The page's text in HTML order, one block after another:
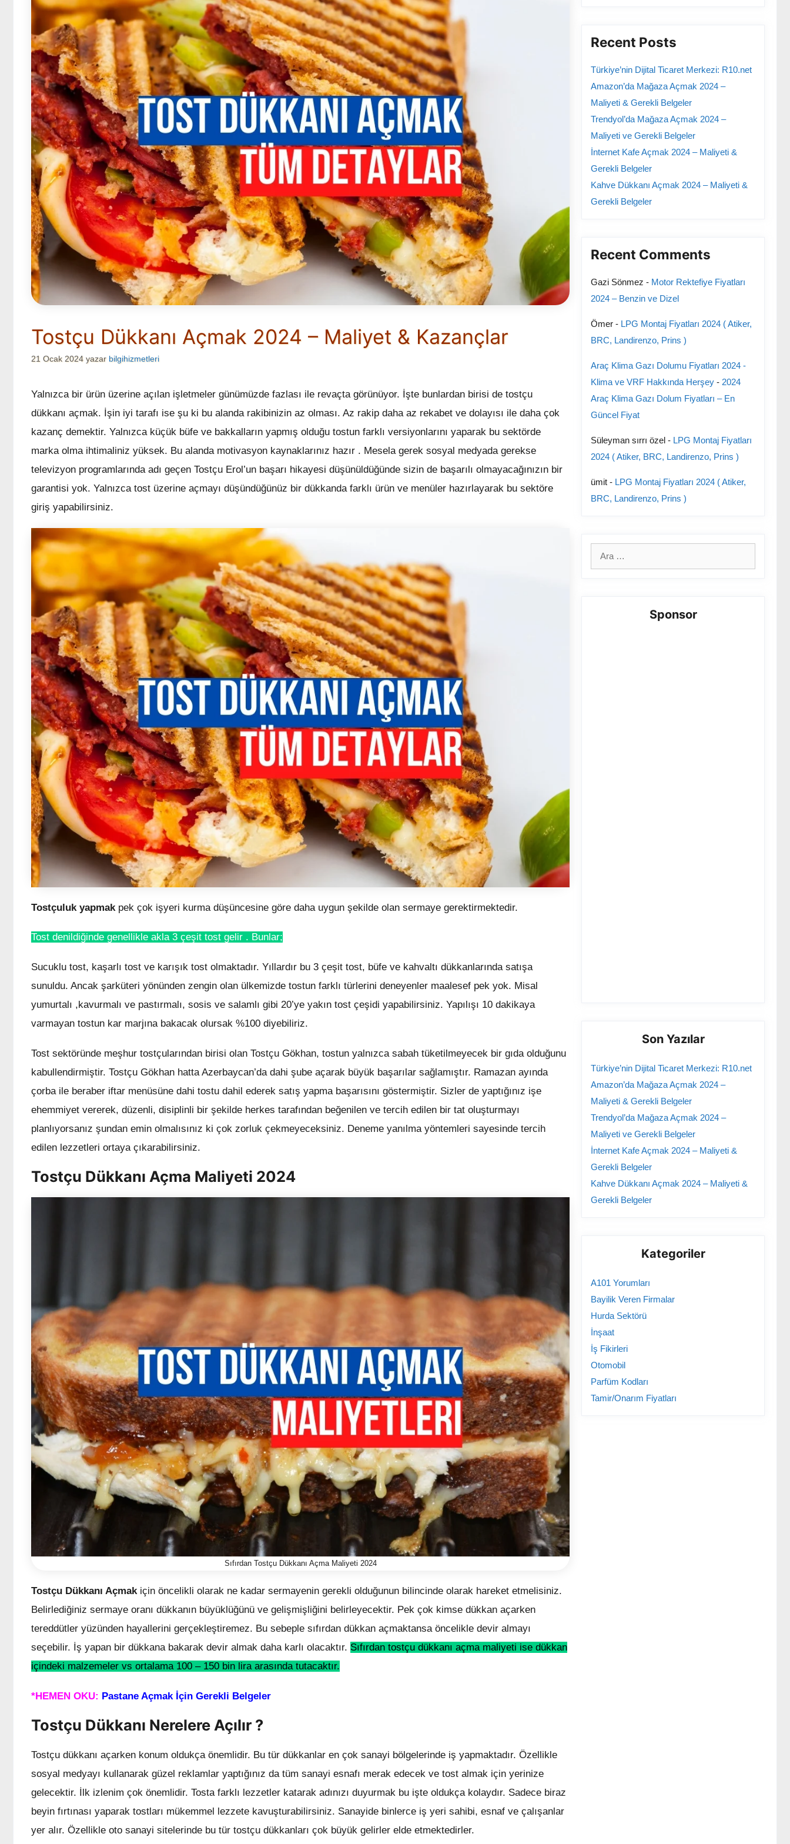
Tostçu Dükkanı Açmak 2024 – Maliyet & Kazançlar
21 Ocak 2024 yazar bilgihizmetleri
Yalnızca bir ürün üzerine açılan işletmeler günümüzde fazlası ile revaçta görünüyor. İşte bunlardan birisi de tostçu
dükkanı açmak. İşin iyi tarafı ise şu ki bu alanda rakibinizin az olması. Az rakip daha az rekabet ve dolayısı ile daha çok
kazanç demektir. Yalnızca küçük büfe ve bakkalların yapmış olduğu tostun farklı versiyonlarını yaparak bu sektörde
marka olma ihtimaliniz yüksek. Bu alanda motivasyon kaynaklarınız hazır . Mesela gerek sosyal medyada gerekse
televizyon programlarında adı geçen Tostçu Erol’un başarı hikayesi düşünüldüğünde sizin de başarılı olmayacağınızın bir
garantisi yok. Yalnızca tost üzerine açmayı düşündüğünüz bir dükkanda farklı ürün ve menüler hazırlayarak bu sektöre
giriş yapabilirsiniz.
Tostçuluk yapmak pek çok işyeri kurma düşüncesine göre daha uygun şekilde olan sermaye gerektirmektedir.
Tost denildiğinde genellikle akla 3 çeşit tost gelir . Bunlar;
Sucuklu tost, kaşarlı tost ve karışık tost olmaktadır. Yıllardır bu 3 çeşit tost, büfe ve kahvaltı dükkanlarında satışa
sunuldu. Ancak şarküteri yönünden zengin olan ülkemizde tostun farklı türlerini deneyenler maalesef pek yok. Misal
yumurtalı ,kavurmalı ve pastırmalı, sosis ve salamlı gibi 20’ye yakın tost çeşidi yapabilirsiniz. Yapılışı 10 dakikaya
varmayan tostun kar marjına bakacak olursak %100 diyebiliriz.
Tost sektöründe meşhur tostçularından birisi olan Tostçu Gökhan, tostun yalnızca sabah tüketilmeyecek bir gıda olduğunu
kabullendirmiştir. Tostçu Gökhan hatta Azerbaycan’da dahi şube açarak büyük başarılar sağlamıştır. Ramazan ayında
çorba ile beraber iftar menüsüne dahi tostu dahil ederek satış yapma başarısını göstermiştir. Sizler de yaptığınız işe
ehemmiyet vererek, düzenli, disiplinli bir şekilde herkes tarafından beğenilen ve tercih edilen bir tat oluşturmayı
planlıyorsanız şundan emin olmalısınız ki çok zorluk çekmeyeceksiniz. Deneme yanılma yöntemleri sayesinde tercih
edilen lezzetleri ortaya çıkarabilirsiniz.
Tostçu Dükkanı Açma Maliyeti 2024
Sıfırdan Tostçu Dükkanı Açma Maliyeti 2024
Tostçu Dükkanı Açmak için öncelikli olarak ne kadar sermayenin gerekli olduğunun bilincinde olarak hareket etmelisiniz.
Belirlediğiniz sermaye oranı dükkanın büyüklüğünü ve gelişmişliğini belirleyecektir. Pek çok kimse dükkan açarken
tereddütler yüzünden hayallerini gerçekleştiremez. Bu sebeple sıfırdan dükkan açmaktansa öncelikle devir almayı
seçebilir. İş yapan bir dükkana bakarak devir almak daha karlı olacaktır. Sıfırdan tostçu dükkanı açma maliyeti ise dükkan
içindeki malzemeler vs ortalama 100 – 150 bin lira arasında tutacaktır.
*HEMEN OKU: Pastane Açmak İçin Gerekli Belgeler
Tostçu Dükkanı Nerelere Açılır ?
Tostçu dükkanı açarken konum oldukça önemlidir. Bu tür dükkanlar en çok sanayi bölgelerinde iş yapmaktadır. Özellikle
sosyal medyayı kullanarak güzel reklamlar yaptığınız da tüm sanayi esnafı merak edecek ve tost almak için yerinize
gelecektir. İlk izlenim çok önemlidir. Tosta farklı lezzetler katarak adınızı duyurmak bu işte oldukça kolaydır. Sadece biraz
beyin fırtınası yaparak tostları mükemmel lezzete kavuşturabilirsiniz. Sanayide binlerce iş yeri sahibi, esnaf ve çalışanlar
yer alır. Özellikle oto sanayi sitelerinde bu tür tostçu dükkanları çok büyük gelirler elde etmektedirler.
Recent Posts
Türkiye’nin Dijital Ticaret Merkezi: R10.net
Amazon’da Mağaza Açmak 2024 –
Maliyeti & Gerekli Belgeler
Trendyol’da Mağaza Açmak 2024 –
Maliyeti ve Gerekli Belgeler
İnternet Kafe Açmak 2024 – Maliyeti &
Gerekli Belgeler
Kahve Dükkanı Açmak 2024 – Maliyeti &
Gerekli Belgeler
Recent Comments
Gazi Sönmez - Motor Rektefiye Fiyatları
2024 – Benzin ve Dizel
Ömer - LPG Montaj Fiyatları 2024 ( Atiker,
BRC, Landirenzo, Prins )
Araç Klima Gazı Dolumu Fiyatları 2024 -
Klima ve VRF Hakkında Herşey - 2024
Araç Klima Gazı Dolum Fiyatları – En
Güncel Fiyat
Süleyman sırrı özel - LPG Montaj Fiyatları
2024 ( Atiker, BRC, Landirenzo, Prins )
ümit - LPG Montaj Fiyatları 2024 ( Atiker,
BRC, Landirenzo, Prins )
için
ara
Sponsor
Son Yazılar
Türkiye’nin Dijital Ticaret Merkezi: R10.net
Amazon’da Mağaza Açmak 2024 –
Maliyeti & Gerekli Belgeler
Trendyol’da Mağaza Açmak 2024 –
Maliyeti ve Gerekli Belgeler
İnternet Kafe Açmak 2024 – Maliyeti &
Gerekli Belgeler
Kahve Dükkanı Açmak 2024 – Maliyeti &
Gerekli Belgeler
Kategoriler
A101 Yorumları
Bayilik Veren Firmalar
Hurda Sektörü
İnşaat
İş Fikirleri
Otomobil
Parfüm Kodları
Tamir/Onarım Fiyatları